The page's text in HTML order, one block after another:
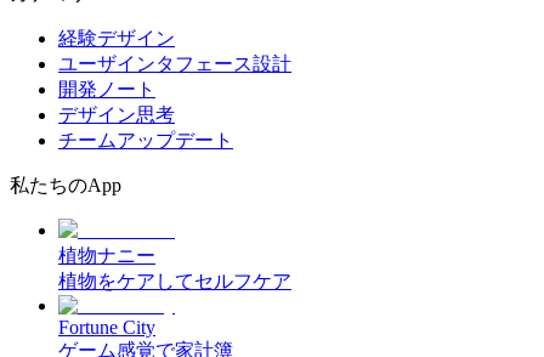
経験デザイン
ユーザインタフェース設計
開発ノート
デザイン思考
チームアップデート
私たちのApp
植物ナニー
植物をケアしてセルフケア
Fortune City
ゲーム感覚で家計簿